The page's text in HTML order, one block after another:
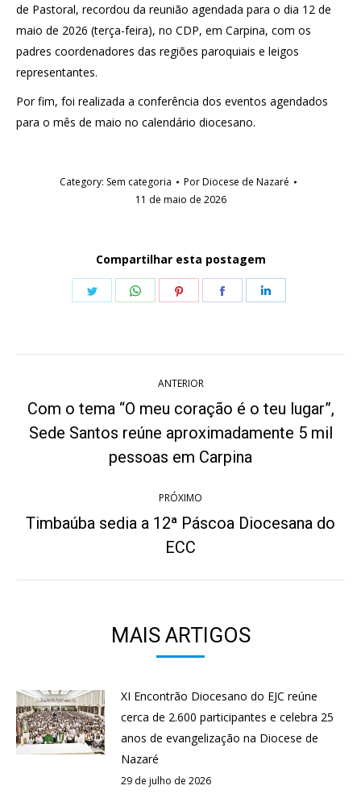
de Pastoral, recordou da reunião agendada para o dia 12 de
maio de 2026 (terça-feira), no CDP, em Carpina, com os
padres coordenadores das regiões paroquiais e leigos
representantes.
Por fim, foi realizada a conferência dos eventos agendados
para o mês de maio no calendário diocesano.
Category: Sem categoria PorDiocese de Nazaré
11 de maio de 2026
Compartilhar esta postagem
Share
Share
Share
Share
de
post:
ANTERIOR
Post
anterior:
Com o tema “O meu coração é o teu lugar”,
Sede Santos reúne aproximadamente 5 mil
pessoas em Carpina
PRÓXIMO
Próximo
post:
Timbaúba sedia a 12ª Páscoa Diocesana do
ECC
MAIS ARTIGOS
XI Encontrão Diocesano do EJC reúne
cerca de 2.600 participantes e celebra 25
anos de evangelização na Diocese de
Nazaré
29 de julho de 2026